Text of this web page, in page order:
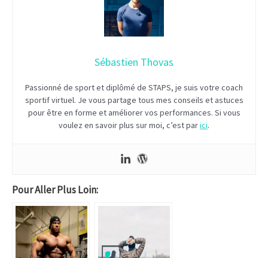
Sébastien Thovas
Passionné de sport et diplômé de STAPS, je suis votre coach
sportif virtuel. Je vous partage tous mes conseils et astuces
pour être en forme et améliorer vos performances. Si vous
voulez en savoir plus sur moi, c’est parici.
Pour Aller Plus Loin: